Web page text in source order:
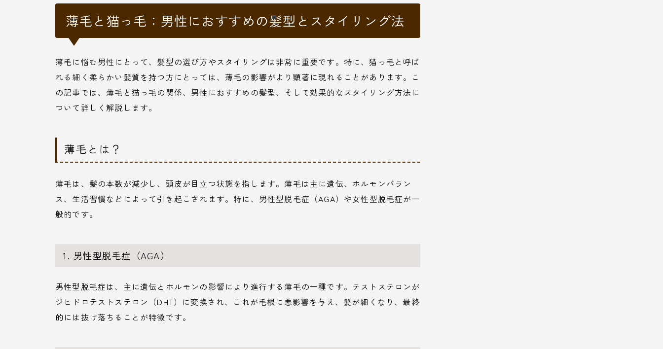
薄毛と猫っ毛：男性におすすめの髪型とスタイリング法
薄毛に悩む男性にとって、髪型の選び方やスタイリングは非常に重要です。特に、猫っ毛と呼ば
れる細く柔らかい髪質を持つ方にとっては、薄毛の影響がより顕著に現れることがあります。こ
の記事では、薄毛と猫っ毛の関係、男性におすすめの髪型、そして効果的なスタイリング方法に
ついて詳しく解説します。
薄毛とは？
薄毛は、髪の本数が減少し、頭皮が目立つ状態を指します。薄毛は主に遺伝、ホルモンバラン
ス、生活習慣などによって引き起こされます。特に、男性型脱毛症（AGA）や女性型脱毛症が一
般的です。
1. 男性型脱毛症（AGA）
男性型脱毛症は、主に遺伝とホルモンの影響により進行する薄毛の一種です。テストステロンが
ジヒドロテストステロン（DHT）に変換され、これが毛根に悪影響を与え、髪が細くなり、最終
的には抜け落ちることが特徴です。